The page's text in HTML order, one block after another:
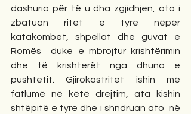
dashuria për të u dha zgjidhjen, ata i
zbatuan ritet e tyre nëpër
katakombet, shpellat dhe guvat e
Romës  duke e mbrojtur krishtërimin
dhe të krishterët nga dhuna e
pushtetit. Gjirokastritët ishin më
fatlumë në këtë drejtim, ata kishin
shtëpitë e tyre dhe i shndruan ato  në